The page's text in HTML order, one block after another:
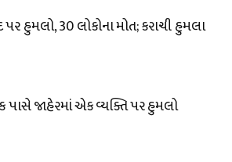
હુમલો, 30 લોકોના મોત; કરાચી હુમલા
પાસે જાહેરમાં એક વ્યક્તિ પર હુમલો